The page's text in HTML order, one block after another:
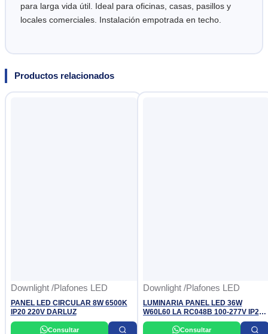
para larga vida útil. Ideal para oficinas, casas, pasillos y
locales comerciales. Instalación empotrada en techo.
Productos relacionados
Downlight /Plafones LED
PANEL LED CIRCULAR 8W 6500K
IP20 220V DARLUZ
Consultar
Downlight /Plafones LED
LUMINARIA PANEL LED 36W
W60L60 LA RC048B 100-277V IP20
6500K (4,000 LUMINES) PHILIPS
Consultar